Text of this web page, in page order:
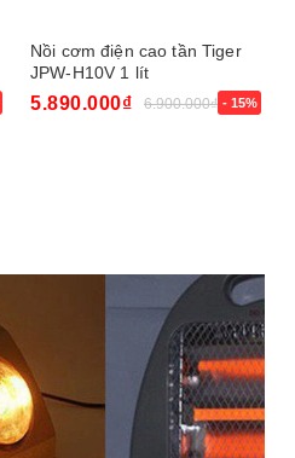
Nồi cơm điện cao tần Tiger
JPW-H10V 1 lít
5.890.000₫ 6.900.000₫ - 15%